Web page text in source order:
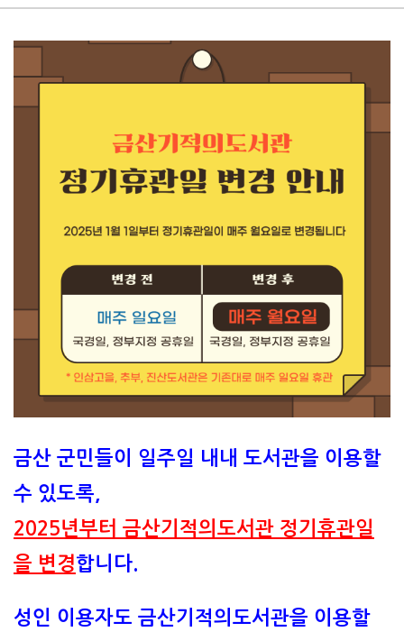
금산 군민들이 일주일 내내 도서관을 이용할
수 있도록,
2025년부터 금산기적의도서관 정기휴관일
을 변경합니다.
성인 이용자도 금산기적의도서관을 이용할